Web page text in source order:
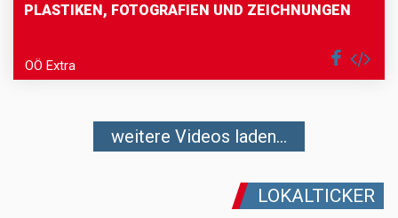
PLASTIKEN, FOTOGRAFIEN UND ZEICHNUNGEN
OÖ Extra
weitere Videos laden...
LOKALTICKER